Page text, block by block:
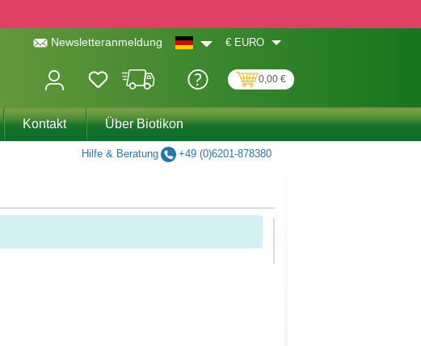
Newsletteranmeldung € EURO
0,00 €
Kontakt Über Biotikon
Hilfe & Beratung +49 (0)6201-878380